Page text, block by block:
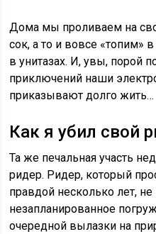
Дома мы проливаем на
сок, а то и вовсе «топим»
в унитазах. И, увы, порой
приключений наши
приказывают долго жить…
Как я убил свой
Та же печальная участь
ридер. Ридер, который
правдой несколько лет,
незапланированное
очередной вылазки на